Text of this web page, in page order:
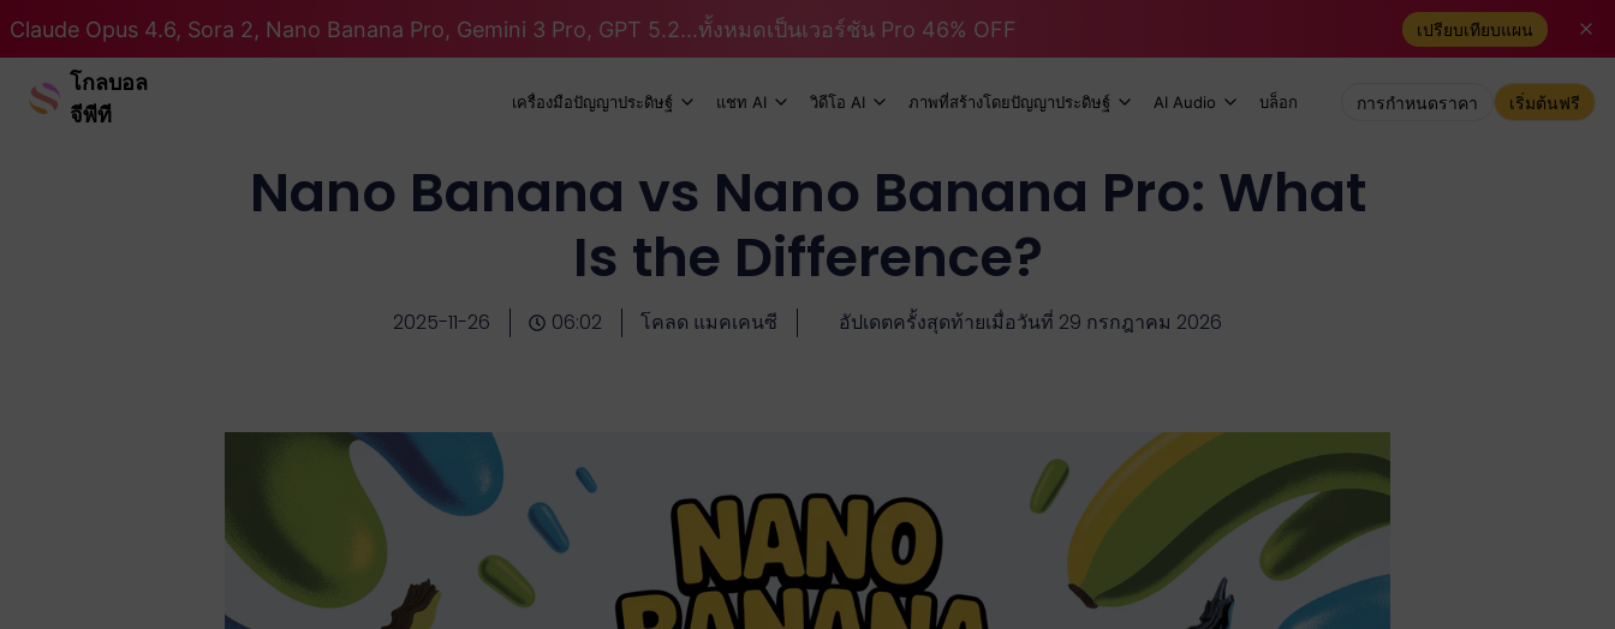
Claude Opus 4.6, Sora 2, Nano Banana Pro, Gemini 3 Pro, GPT 5.2...ทั้งหมดเป็นเวอร์ชัน Pro 46% OFF เปรียบเทียบแผน
โกลบอล
จีพีที
เครื่องมือปัญญาประดิษฐ์ แชท AI วิดีโอ AI ภาพที่สร้างโดยปัญญาประดิษฐ์ AI Audio บล็อก การกำหนดราคา เริ่มต้นฟรี
Nano Banana vs Nano Banana Pro: What
Is the Difference?
2025-11-26 06:02 โคลด แมคเคนซี อัปเดตครั้งสุดท้ายเมื่อวันที่ 29 กรกฎาคม 2026